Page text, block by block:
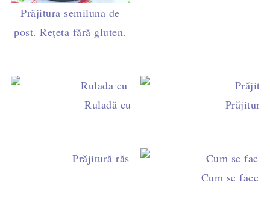
Prăjitura semiluna de
post. Rețeta fără gluten.
Ruladă cu gem de căpşuni şi cremă de
Prăjitura
Prăjitură răsturnată cu portocale roşii şi
Cum se face